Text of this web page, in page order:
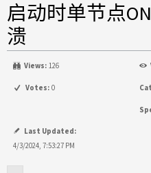
启动时单节点
溃
Views: 126
Votes: 0
Last Updated:
4/3/2024, 7:53:27 PM